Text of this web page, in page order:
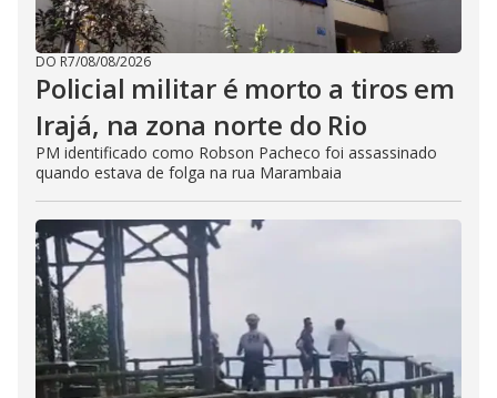
DO R7/08/08/2026
Policial militar é morto a tiros em
Irajá, na zona norte do Rio
PM identificado como Robson Pacheco foi assassinado
quando estava de folga na rua Marambaia